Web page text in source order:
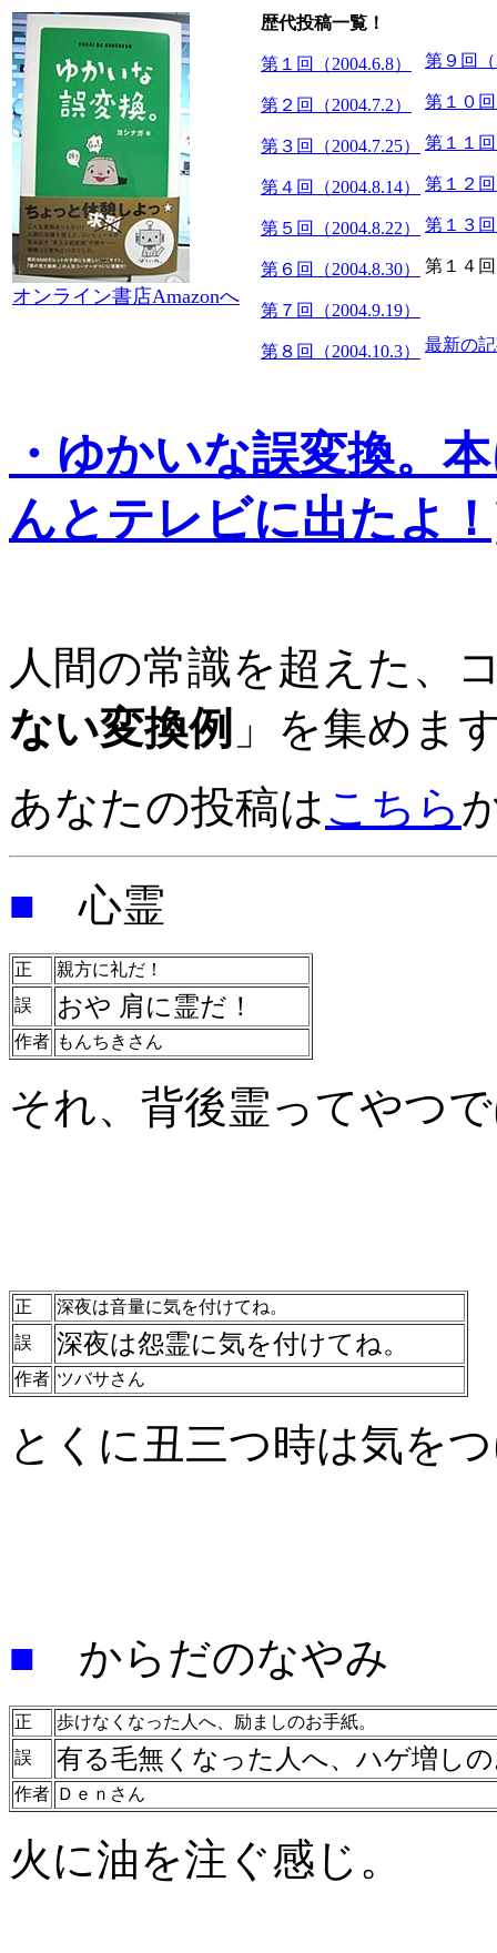
オンライン書店Amazonへ
歴代投稿一覧！
第１回（2004.6.8）
第２回（2004.7.2）
第３回（2004.7.25）
第４回（2004.8.14）
第５回（2004.8.22）
第６回（2004.8.30）
第７回（2004.9.19）
第８回（2004.10.3）
第９回（
第１０回
第１１
第１２
第１３
第１４
最新の
・ゆかいな誤変換。
んとテレビに出たよ
人間の常識を超えた、
ない変換例 」を集めま
あなたの投稿はこちら
■心霊
正
親方に礼だ！
誤
おや 肩に霊だ！
作者 もんちきさん
それ、背後霊ってやつ
正
深夜は音量に気を付けてね。
誤
深夜は怨霊に気を付けてね。
作者 ツバサさん
とくに丑三つ時は気を
■ からだのなやみ
正
歩けなくなった人へ、励ましのお手紙。
誤
有る毛無くなった人へ、ハゲ増し
作者 Ｄｅｎさん
火に油を注ぐ感じ。